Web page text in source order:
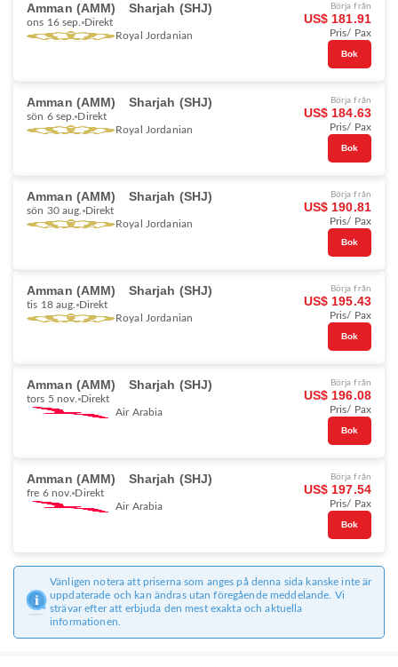
Amman (AMM) Sharjah (SHJ)
ons 16 sep. Direkt
Royal Jordanian
Börja från
US$ 181.91
Pris/ Pax
Bok
Amman (AMM) Sharjah (SHJ)
sön 6 sep. Direkt
Royal Jordanian
Börja från
US$ 184.63
Pris/ Pax
Bok
Amman (AMM) Sharjah (SHJ)
sön 30 aug. Direkt
Royal Jordanian
Börja från
US$ 190.81
Pris/ Pax
Bok
Amman (AMM) Sharjah (SHJ)
tis 18 aug. Direkt
Royal Jordanian
Börja från
US$ 195.43
Pris/ Pax
Bok
Amman (AMM) Sharjah (SHJ)
tors 5 nov. Direkt
Air Arabia
Börja från
US$ 196.08
Pris/ Pax
Bok
Amman (AMM) Sharjah (SHJ)
fre 6 nov. Direkt
Air Arabia
Börja från
US$ 197.54
Pris/ Pax
Bok
Vänligen notera att priserna som anges på denna sida kanske inte är
uppdaterade och kan ändras utan föregående meddelande. Vi
strävar efter att erbjuda den mest exakta och aktuella
informationen.